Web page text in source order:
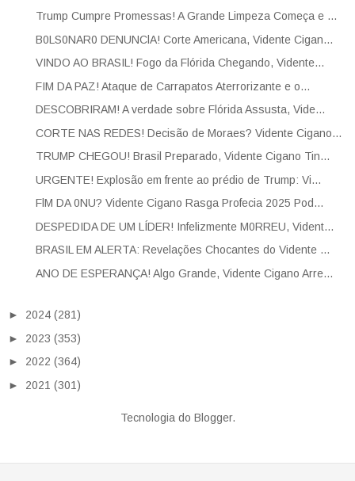
Trump Cumpre Promessas! A Grande Limpeza Começa e ...
B0LS0NAR0 DENUNClA! Corte Americana, Vidente Cigan...
VINDO AO BRASIL! Fogo da Flórida Chegando, Vidente...
FIM DA PAZ! Ataque de Carrapatos Aterrorizante e o...
DESCOBRIRAM! A verdade sobre Flórida Assusta, Vide...
CORTE NAS REDES! Decisão de Moraes? Vidente Cigano...
TRUMP CHEGOU! Brasil Preparado, Vidente Cigano Tin...
URGENTE! Explosão em frente ao prédio de Trump: Vi...
FlM DA 0NU? Vidente Cigano Rasga Profecia 2025 Pod...
DESPEDIDA DE UM LÍDER! Infelizmente M0RREU, Vident...
BRASIL EM ALERTA: Revelações Chocantes do Vidente ...
ANO DE ESPERANÇA! Algo Grande, Vidente Cigano Arre...
► 2024 (281)
► 2023 (353)
► 2022 (364)
► 2021 (301)
Tecnologia do Blogger.